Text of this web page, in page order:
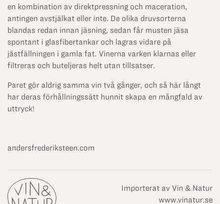
en kombination av direktpressning och maceration,
antingen avstjälkat eller inte. De olika druvsorterna
blandas redan innan jäsning, sedan får musten jäsa
spontant i glasfibertankar och lagras vidare på
jästfällningen i gamla fat. Vinerna varken klarnas eller
filtreras och buteljeras helt utan tillsatser.
Paret gör aldrig samma vin två gånger, och så här långt
har deras förhållningssätt hunnit skapa en mångfald av
uttryck!
andersfrederiksteen.com
Importerat av Vin & Natur
www.vinatur.se